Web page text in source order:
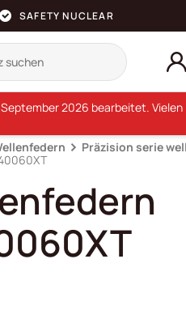
SAFETY NUCLEAR
Präzision serie
2026 bearbeitet. Vielen